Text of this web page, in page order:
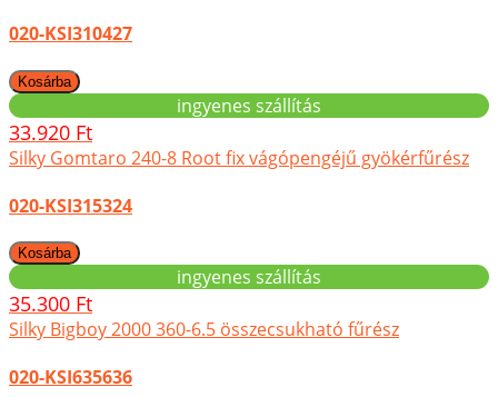
020-KSI310427
ingyenes szállítás
33.920 Ft
Silky Gomtaro 240-8 Root fix vágópengéjű gyökérfűrész
020-KSI315324
ingyenes szállítás
35.300 Ft
Silky Bigboy 2000 360-6.5 összecsukható fűrész
020-KSI635636